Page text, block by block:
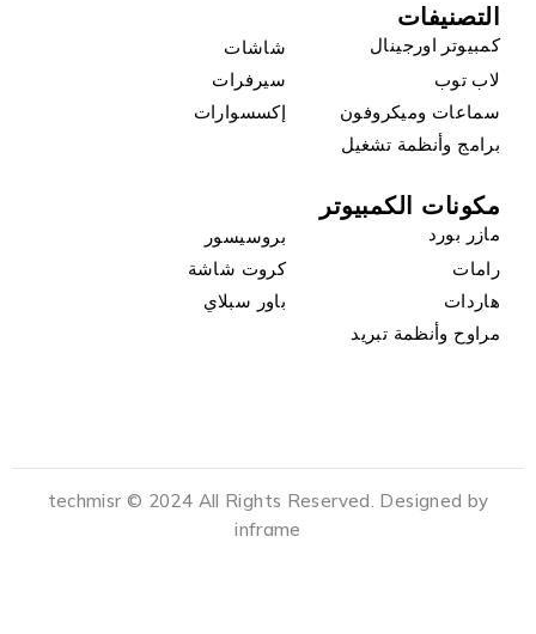
التصنيفات
كمبيوتر اورجينال
شاشات
لاب توب
سيرفرات
سماعات وميكروفون
إكسسوارات
برامج وأنظمة تشغيل
مكونات الكمبيوتر
مازر بورد
بروسيسور
رامات
كروت شاشة
هاردات
باور سبلاي
مراوح وأنظمة تبريد
techmisr © 2024 All Rights Reserved. Designed by
inframe